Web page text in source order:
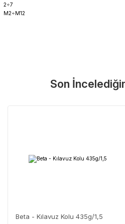
2÷7
M2÷M12
Tüm ürünlerimiz üretici firma
Orijinal garanti belgeli ürünler
Yorum
Son
Beta - Kılavuz Kolu 435g/1,5